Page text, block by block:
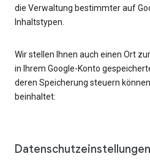
die Verwaltung bestimmter auf
Inhaltstypen.
Wir stellen Ihnen auch einen Ort
in Ihrem Google-Konto
deren Speicherung steuern
beinhaltet:
Datenschutzeinstellungen